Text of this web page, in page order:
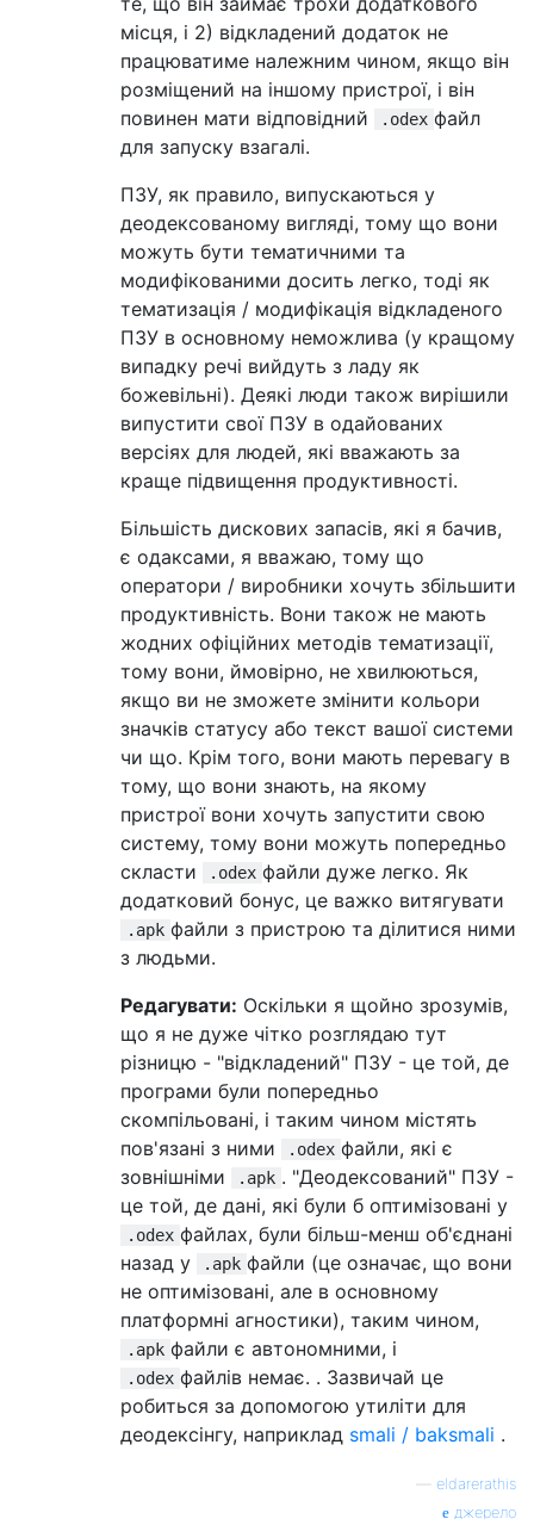
місця, і 2) відкладений додаток не
працюватиме належним чином, якщо він
розміщений на іншому пристрої, і він
повинен мати відповідний
.odex файл
для запуску взагалі.
ПЗУ, як правило, випускаються у
деодексованому вигляді, тому що вони
можуть бути тематичними та
модифікованими досить легко, тоді як
тематизація / модифікація відкладеного
ПЗУ в основному неможлива (у кращому
випадку речі вийдуть з ладу як
божевільні). Деякі люди також вирішили
випустити свої ПЗУ в одайованих
версіях для людей, які вважають за
краще підвищення продуктивності.
Більшість дискових запасів, які я бачив,
є одаксами, я вважаю, тому що
оператори / виробники хочуть збільшити
продуктивність. Вони також не мають
жодних офіційних методів тематизації,
тому вони, ймовірно, не хвилюються,
якщо ви не зможете змінити кольори
значків статусу або текст вашої системи
чи що. Крім того, вони мають перевагу в
тому, що вони знають, на якому
пристрої вони хочуть запустити свою
систему, тому вони можуть попередньо
скласти
.odex файли дуже легко. Як
додатковий бонус, це важко витягувати
.apk файли з пристрою та ділитися ними
з людьми.
Редагувати: Оскільки я щойно зрозумів,
що я не дуже чітко розглядаю тут
різницю - "відкладений" ПЗУ - це той, де
програми були попередньо
скомпільовані, і таким чином містять
пов'язані з ними
.odex файли, які є
зовнішніми
.apk . "Деодексований" ПЗУ -
це той, де дані, які були б оптимізовані у
.odex файлах, були більш-менш об'єднані
назад у
.apk файли (це означає, що вони
не оптимізовані, але в основному
платформні агностики), таким чином,
.apk файли є автономними, і
.odex файлів немає. . Зазвичай це
робиться за допомогою утиліти для
деодексінгу, наприклад smali / baksmali .
eldarerathis
джерело